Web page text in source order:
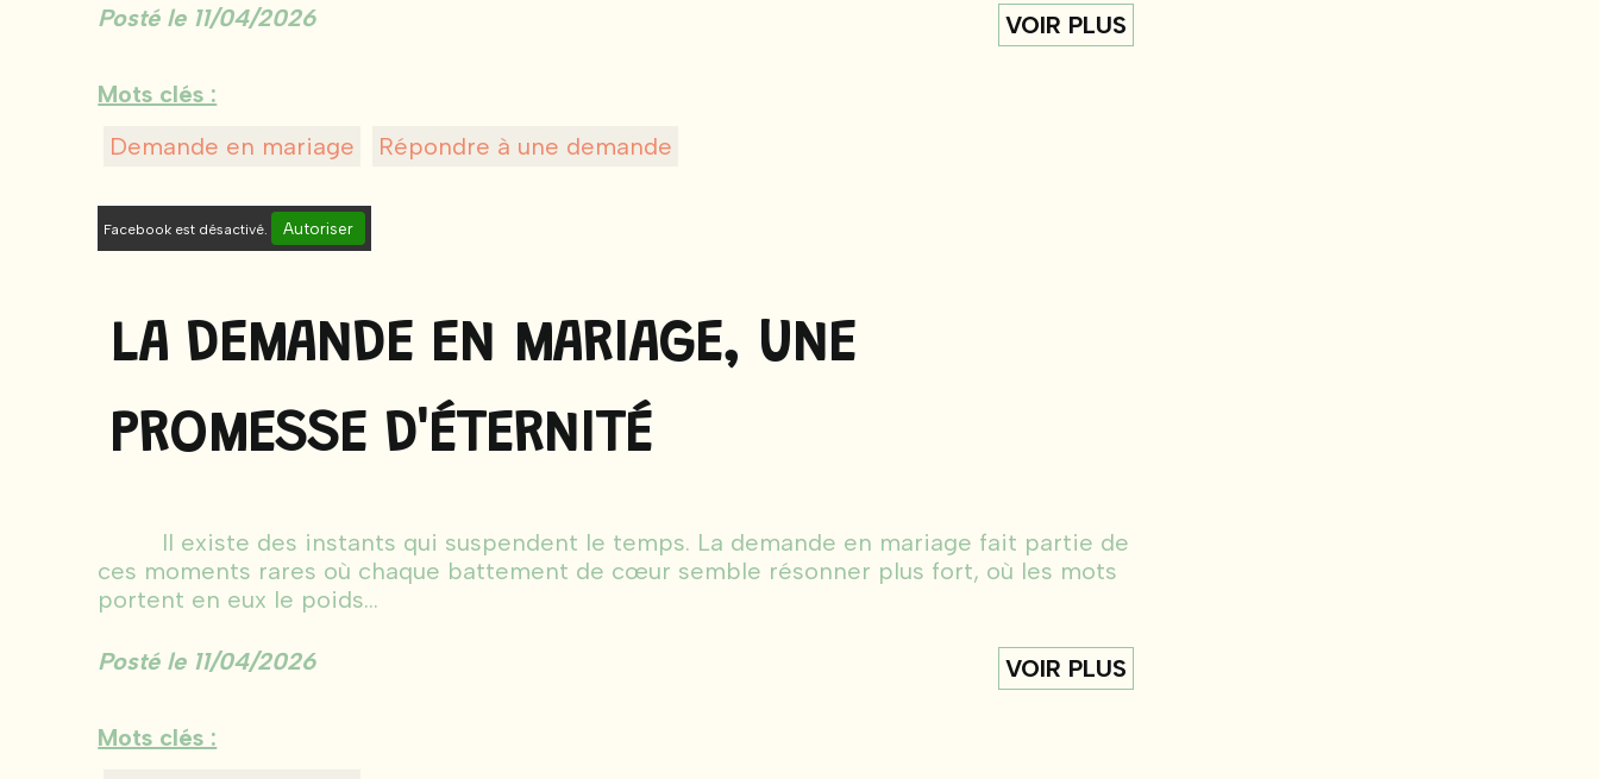
Posté le 11/04/2026 VOIR PLUS
Mots clés :
Demande en mariage
Répondre à une demande
Facebook est désactivé. Autoriser
LA DEMANDE EN MARIAGE, UNE
PROMESSE D'ÉTERNITÉ
Il existe des instants qui suspendent le temps. La demande en mariage fait partie de
ces moments rares où chaque battement de cœur semble résonner plus fort, où les mots
portent en eux le poids...
Posté le 11/04/2026 VOIR PLUS
Mots clés :